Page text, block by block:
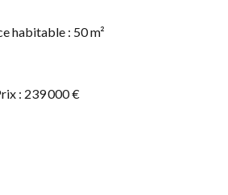
habitable : 50 m²
: 239 000 €